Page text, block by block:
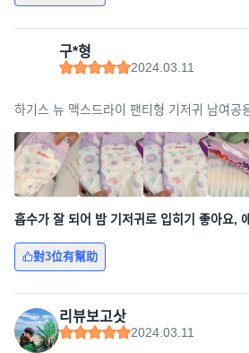
구*형
2024.03.11
하기스 뉴 맥스드라이 팬티형 기저귀 남여공
흡수가 잘 되어 밤 기저귀로 입히기 좋아요,
對3位有幫助
리뷰보고삿
2024.03.11